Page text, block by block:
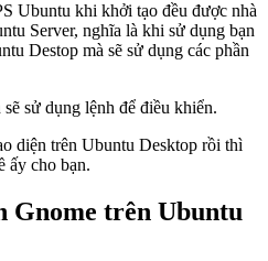
Ubuntu khi khởi tạo đều được nhà
Server, nghĩa là khi sử dụng bạn
Destop mà sẽ sử dụng các phần
sử dụng lệnh để điều khiển.
diện trên Ubuntu Desktop rồi thì
ấy cho bạn.
Gnome trên Ubuntu